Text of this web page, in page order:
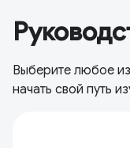
Выберите любое
начать свой путь